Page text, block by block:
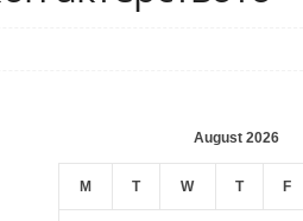
August 2026
M T W T F